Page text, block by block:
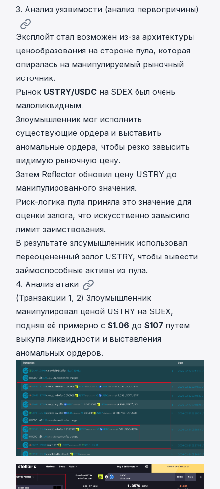
3. Анализ уязвимости (анализ первопричины)
Эксплойт стал возможен из-за архитектуры
ценообразования на стороне пула, которая
опиралась на манипулируемый рыночный
источник.
Рынок USTRY/USDC на SDEX был очень
малоликвидным.
Злоумышленник мог исполнить
существующие ордера и выставить
аномальные ордера, чтобы резко завысить
видимую рыночную цену.
Затем Reflector обновил цену USTRY до
манипулированного значения.
Риск-логика пула приняла это значение для
оценки залога, что искусственно завысило
лимит заимствования.
В результате злоумышленник использовал
переоцененный залог USTRY, чтобы вывести
займоспособные активы из пула.
4. Анализ атаки
(Транзакции 1, 2) Злоумышленник
манипулировал ценой USTRY на SDEX,
подняв её примерно с $1.06 до $107 путем
выкупа ликвидности и выставления
аномальных ордеров.